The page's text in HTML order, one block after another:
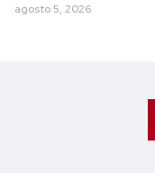
agosto 5, 2026